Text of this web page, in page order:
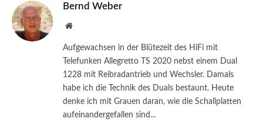
Bernd Weber
Website
Aufgewachsen in der Blütezeit des HiFi mit
Telefunken Allegretto TS 2020 nebst einem Dual
1228 mit Reibradantrieb und Wechsler. Damals
habe ich die Technik des Duals bestaunt. Heute
denke ich mit Grauen daran, wie die Schallplatten
aufeinandergefallen sind...